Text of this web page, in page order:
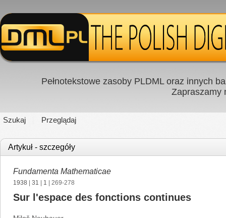
Pełnotekstowe zasoby PLDML oraz innych
Zapraszamy
Szukaj Przeglądaj
Artykuł - szczegóły
Fundamenta Mathematicae
1938 31 1 | 269-278
Sur l'espace des fonctions continues